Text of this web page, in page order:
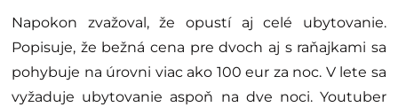
Napokon zvažoval, že opustí aj celé ubytovanie.
Popisuje, že bežná cena pre dvoch aj s raňajkami sa
pohybuje na úrovni viac ako 100 eur za noc. V lete sa
vyžaduje ubytovanie aspoň na dve noci. Youtuber